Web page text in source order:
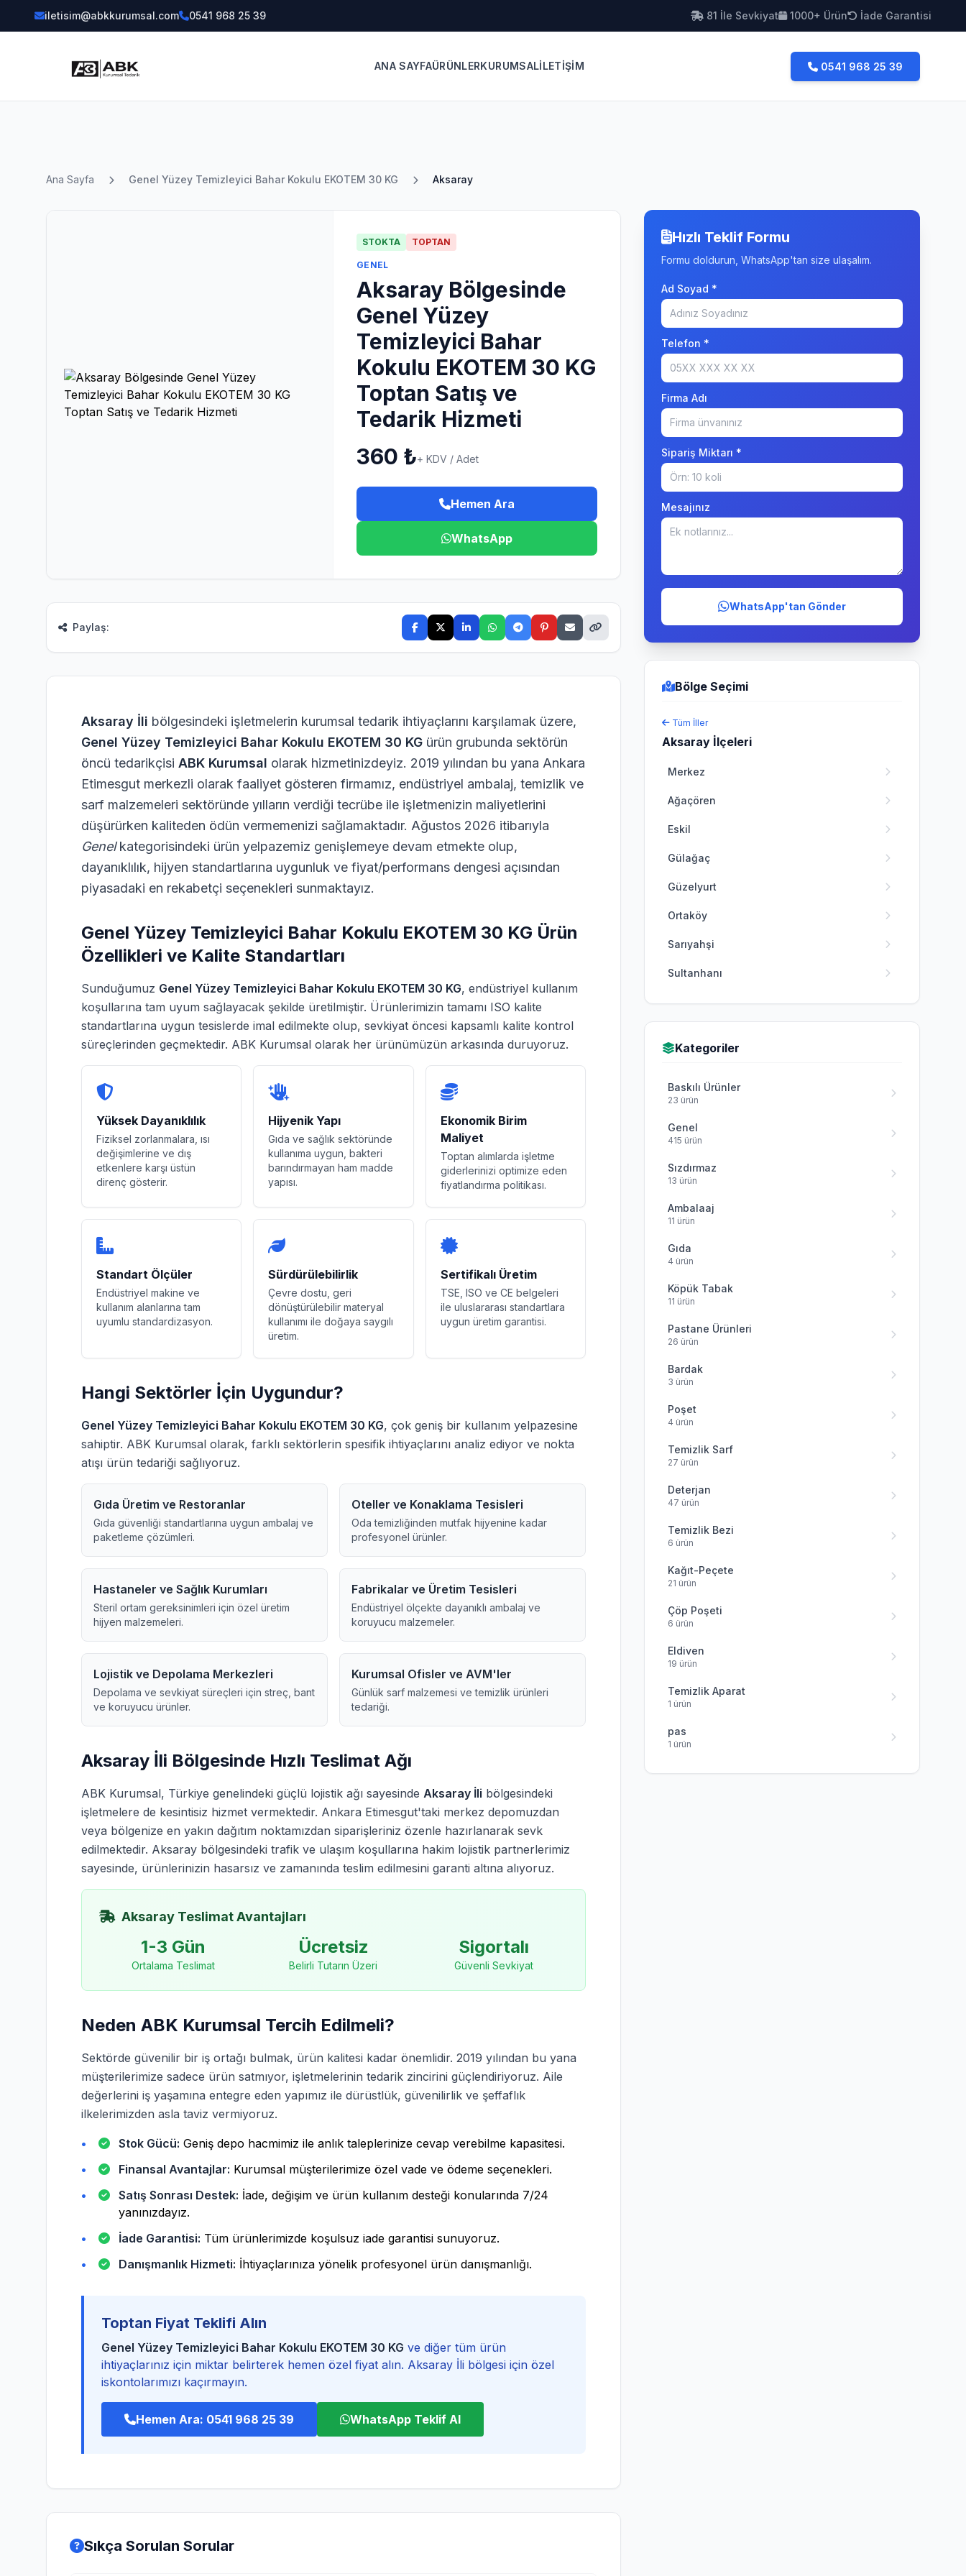
iletisim@abkkurumsal.com 0541 968 25 39 81 İle Sevkiyat 1000+ Ürün İade Garantisi
ANA SAYFAÜRÜNLERKURUMSALİLETIŞIM 0541 968 25 39
Ana Sayfa Genel Yüzey Temizleyici Bahar Kokulu EKOTEM 30 KG Aksaray
STOKTA TOPTAN
GENEL
Aksaray Bölgesinde
Genel Yüzey
Temizleyici Bahar
Kokulu EKOTEM 30 KG
Toptan Satış ve
Tedarik Hizmeti
360 ₺+ KDV / Adet
Hemen Ara
WhatsApp
Paylaş:
Aksaray İli bölgesindeki işletmelerin kurumsal tedarik ihtiyaçlarını karşılamak üzere,
Genel Yüzey Temizleyici Bahar Kokulu EKOTEM 30 KG ürün grubunda sektörün
öncü tedarikçisi ABK Kurumsal olarak hizmetinizdeyiz. 2019 yılından bu yana Ankara
Etimesgut merkezli olarak faaliyet gösteren firmamız, endüstriyel ambalaj, temizlik ve
sarf malzemeleri sektöründe yılların verdiği tecrübe ile işletmenizin maliyetlerini
düşürürken kaliteden ödün vermemenizi sağlamaktadır. Ağustos 2026 itibarıyla
Genelkategorisindeki ürün yelpazemiz genişlemeye devam etmekte olup,
dayanıklılık, hijyen standartlarına uygunluk ve fiyat/performans dengesi açısından
piyasadaki en rekabetçi seçenekleri sunmaktayız.
Genel Yüzey Temizleyici Bahar Kokulu EKOTEM 30 KG Ürün
Özellikleri ve Kalite Standartları
Sunduğumuz Genel Yüzey Temizleyici Bahar Kokulu EKOTEM 30 KG, endüstriyel kullanım
koşullarına tam uyum sağlayacak şekilde üretilmiştir. Ürünlerimizin tamamı ISO kalite
standartlarına uygun tesislerde imal edilmekte olup, sevkiyat öncesi kapsamlı kalite kontrol
süreçlerinden geçmektedir. ABK Kurumsal olarak her ürünümüzün arkasında duruyoruz.
Yüksek Dayanıklılık
Fiziksel zorlanmalara, ısı
değişimlerine ve dış
etkenlere karşı üstün
direnç gösterir.
Hijyenik Yapı
Gıda ve sağlık sektöründe
kullanıma uygun, bakteri
barındırmayan ham madde
yapısı.
Ekonomik Birim
Maliyet
Toptan alımlarda işletme
giderlerinizi optimize eden
fiyatlandırma politikası.
Standart Ölçüler
Endüstriyel makine ve
kullanım alanlarına tam
uyumlu standardizasyon.
Sürdürülebilirlik
Çevre dostu, geri
dönüştürülebilir materyal
kullanımı ile doğaya saygılı
üretim.
Sertifikalı Üretim
TSE, ISO ve CE belgeleri
ile uluslararası standartlara
uygun üretim garantisi.
Hangi Sektörler İçin Uygundur?
Genel Yüzey Temizleyici Bahar Kokulu EKOTEM 30 KG, çok geniş bir kullanım yelpazesine
sahiptir. ABK Kurumsal olarak, farklı sektörlerin spesifik ihtiyaçlarını analiz ediyor ve nokta
atışı ürün tedariği sağlıyoruz.
Gıda Üretim ve Restoranlar
Gıda güvenliği standartlarına uygun ambalaj ve
paketleme çözümleri.
Oteller ve Konaklama Tesisleri
Oda temizliğinden mutfak hijyenine kadar
profesyonel ürünler.
Hastaneler ve Sağlık Kurumları
Steril ortam gereksinimleri için özel üretim
hijyen malzemeleri.
Fabrikalar ve Üretim Tesisleri
Endüstriyel ölçekte dayanıklı ambalaj ve
koruyucu malzemeler.
Lojistik ve Depolama Merkezleri
Depolama ve sevkiyat süreçleri için streç, bant
ve koruyucu ürünler.
Kurumsal Ofisler ve AVM'ler
Günlük sarf malzemesi ve temizlik ürünleri
tedariği.
Aksaray İli Bölgesinde Hızlı Teslimat Ağı
ABK Kurumsal, Türkiye genelindeki güçlü lojistik ağı sayesinde Aksaray İli bölgesindeki
işletmelere de kesintisiz hizmet vermektedir. Ankara Etimesgut'taki merkez depomuzdan
veya bölgenize en yakın dağıtım noktamızdan siparişleriniz özenle hazırlanarak sevk
edilmektedir. Aksaray bölgesindeki trafik ve ulaşım koşullarına hakim lojistik partnerlerimiz
sayesinde, ürünlerinizin hasarsız ve zamanında teslim edilmesini garanti altına alıyoruz.
Aksaray Teslimat Avantajları
1-3 Gün
Ortalama Teslimat
Ücretsiz
Belirli Tutarın Üzeri
Sigortalı
Güvenli Sevkiyat
Neden ABK Kurumsal Tercih Edilmeli?
Sektörde güvenilir bir iş ortağı bulmak, ürün kalitesi kadar önemlidir. 2019 yılından bu yana
müşterilerimize sadece ürün satmıyor, işletmelerinin tedarik zincirini güçlendiriyoruz. Aile
değerlerini iş yaşamına entegre eden yapımız ile dürüstlük, güvenilirlik ve şeffaflık
ilkelerimizden asla taviz vermiyoruz.
Stok Gücü: Geniş depo hacmimiz ile anlık taleplerinize cevap verebilme kapasitesi.
Finansal Avantajlar: Kurumsal müşterilerimize özel vade ve ödeme seçenekleri.
Satış Sonrası Destek: İade, değişim ve ürün kullanım desteği konularında 7/24
yanınızdayız.
İade Garantisi: Tüm ürünlerimizde koşulsuz iade garantisi sunuyoruz.
Danışmanlık Hizmeti: İhtiyaçlarınıza yönelik profesyonel ürün danışmanlığı.
Toptan Fiyat Teklifi Alın
Genel Yüzey Temizleyici Bahar Kokulu EKOTEM 30 KG ve diğer tüm ürün
ihtiyaçlarınız için miktar belirterek hemen özel fiyat alın. Aksaray İli bölgesi için özel
iskontolarımızı kaçırmayın.
Hemen Ara: 0541 968 25 39 WhatsApp Teklif Al
Sıkça Sorulan Sorular
Hızlı Teklif Formu
Formu doldurun, WhatsApp'tan size ulaşalım.
Ad Soyad *
Telefon *
Firma Adı
Sipariş Miktarı *
Mesajınız
WhatsApp'tan Gönder
Bölge Seçimi
Tüm İller
Aksaray İlçeleri
Merkez
Ağaçören
Eskil
Gülağaç
Güzelyurt
Ortaköy
Sarıyahşi
Sultanhanı
Kategoriler
Baskılı Ürünler
23 ürün
Genel
415 ürün
Sızdırmaz
13 ürün
Ambalaaj
11 ürün
Gıda
4 ürün
Köpük Tabak
11 ürün
Pastane Ürünleri
26 ürün
Bardak
3 ürün
Poşet
4 ürün
Temizlik Sarf
27 ürün
Deterjan
47 ürün
Temizlik Bezi
6 ürün
Kağıt-Peçete
21 ürün
Çöp Poşeti
6 ürün
Eldiven
19 ürün
Temizlik Aparat
1 ürün
pas
1 ürün